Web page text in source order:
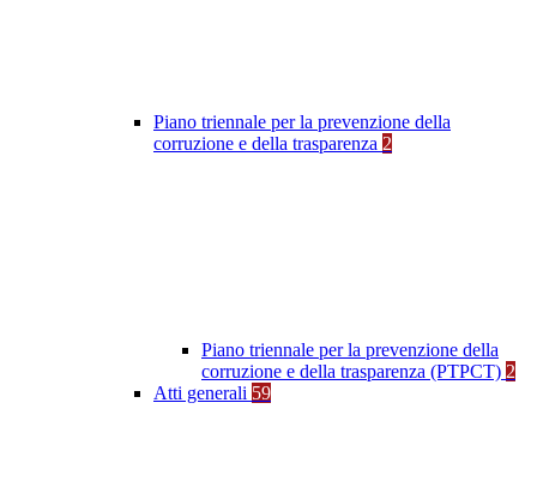
Piano triennale per la prevenzione della
corruzione e della trasparenza 2
Piano triennale per la prevenzione della
corruzione e della trasparenza (PTPCT) 2
Atti generali 59